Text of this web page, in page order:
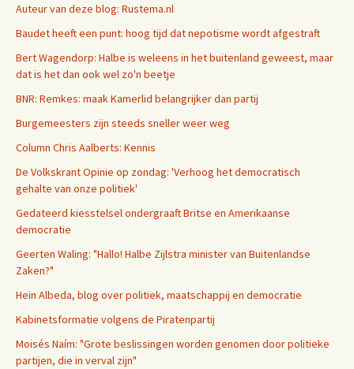
Auteur van deze blog: Rustema.nl
Baudet heeft een punt: hoog tijd dat nepotisme wordt afgestraft
Bert Wagendorp: Halbe is weleens in het buitenland geweest, maar
dat is het dan ook wel zo'n beetje
BNR: Remkes: maak Kamerlid belangrijker dan partij
Burgemeesters zijn steeds sneller weer weg
Column Chris Aalberts: Kennis
De Volkskrant Opinie op zondag: 'Verhoog het democratisch
gehalte van onze politiek'
Gedateerd kiesstelsel ondergraaft Britse en Amerikaanse
democratie
Geerten Waling: "Hallo! Halbe Zijlstra minister van Buitenlandse
Zaken?"
Hein Albeda, blog over politiek, maatschappij en democratie
Kabinetsformatie volgens de Piratenpartij
Moisés Naím: "Grote beslissingen worden genomen door politieke
partijen, die in verval zijn"